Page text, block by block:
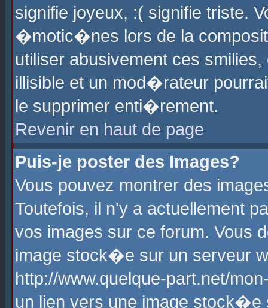
signifie joyeux, :( signifie triste.
�motic�nes lors de la
utiliser abusivement ces
illisible et un mod�rateur
le supprimer enti�rement.
Revenir en haut de page
Puis-je poster des Images?
Vous pouvez montrer des
Toutefois, il n'y a actuellement
vos images sur ce forum. Vous
image stock�e sur un serveur
http://www.quelque-part.net/
un lien vers une image